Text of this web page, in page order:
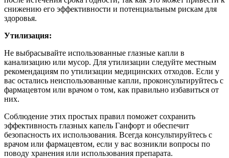
снижению его эффективности и потенциальным рискам для
здоровья.
Утилизация:
Не выбрасывайте использованные глазные капли в
канализацию или мусор. Для утилизации следуйте местным
рекомендациям по утилизации медицинских отходов. Если у
вас остались неиспользованные капли, проконсультируйтесь с
фармацевтом или врачом о том, как правильно избавиться от
них.
Соблюдение этих простых правил поможет сохранить
эффективность глазных капель Ганфорт и обеспечит
безопасность их использования. Всегда консультируйтесь с
врачом или фармацевтом, если у вас возникли вопросы по
поводу хранения или использования препарата.